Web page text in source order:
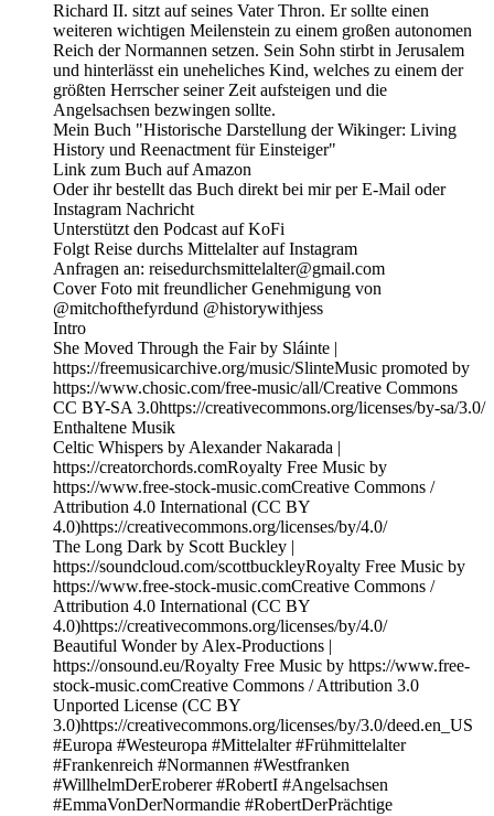
Richard II. sitzt auf seines Vater Thron. Er sollte einen
weiteren wichtigen Meilenstein zu einem großen autonomen
Reich der Normannen setzen. Sein Sohn stirbt in Jerusalem
und hinterlässt ein uneheliches Kind, welches zu einem der
größten Herrscher seiner Zeit aufsteigen und die
Angelsachsen bezwingen sollte.
Mein Buch "Historische Darstellung der Wikinger: Living
History und Reenactment für Einsteiger"
Link zum Buch auf Amazon
Oder ihr bestellt das Buch direkt bei mir per E-Mail oder
Instagram Nachricht
Unterstützt den Podcast auf KoFi
Folgt Reise durchs Mittelalter auf Instagram
Anfragen an: reisedurchsmittelalter@gmail.com
Cover Foto mit freundlicher Genehmigung von
@mitchofthefyrdund @historywithjess
Intro
She Moved Through the Fair by Sláinte |
https://freemusicarchive.org/music/SlinteMusic promoted by
https://www.chosic.com/free-music/all/Creative Commons
CC BY-SA 3.0https://creativecommons.org/licenses/by-sa/3.0/
Enthaltene Musik
Celtic Whispers by Alexander Nakarada |
https://creatorchords.comRoyalty Free Music by
https://www.free-stock-music.comCreative Commons /
Attribution 4.0 International (CC BY
4.0)https://creativecommons.org/licenses/by/4.0/
The Long Dark by Scott Buckley |
https://soundcloud.com/scottbuckleyRoyalty Free Music by
https://www.free-stock-music.comCreative Commons /
Attribution 4.0 International (CC BY
4.0)https://creativecommons.org/licenses/by/4.0/
Beautiful Wonder by Alex-Productions |
https://onsound.eu/Royalty Free Music by https://www.free-
stock-music.comCreative Commons / Attribution 3.0
Unported License (CC BY
3.0)https://creativecommons.org/licenses/by/3.0/deed.en_US
#Europa #Westeuropa #Mittelalter #Frühmittelalter
#Frankenreich #Normannen #Westfranken
#WillhelmDerEroberer #RobertI #Angelsachsen
#EmmaVonDerNormandie #RobertDerPrächtige